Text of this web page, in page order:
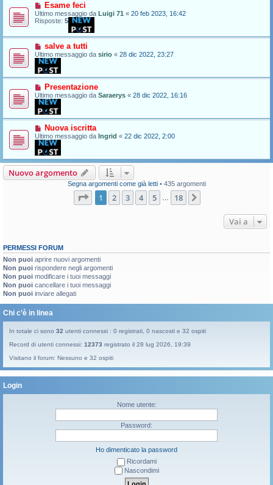
Esame feci
Ultimo messaggio da Luigi 71 « 20 feb 2023, 16:42
Risposte: 5
salve a tutti
Ultimo messaggio da sirio « 28 dic 2022, 23:27
Presentazione
Ultimo messaggio da Saraerys « 28 dic 2022, 16:16
Nuova iscritta
Ultimo messaggio da Ingrid « 22 dic 2022, 2:00
Nuovo argomento
Segna argomenti come già letti• 435 argomenti
Pagina di 18
1 2 3 4 5 18
Vai a
PERMESSI FORUM
Non puoi aprire nuovi argomenti
Non puoi rispondere negli argomenti
Non puoi modificare i tuoi messaggi
Non puoi cancellare i tuoi messaggi
Non puoi inviare allegati
Chi c’è in linea
In totale ci sono 32 utenti connessi : 0 registrati, 0 nascosti e 32 ospiti
Record di utenti connessi: 12373 registrato il 28 lug 2026, 19:39
Visitano il forum: Nessuno e 32 ospiti
Login
Nome utente:
Password:
Ho dimenticato la password
Ricordami
Nascondimi